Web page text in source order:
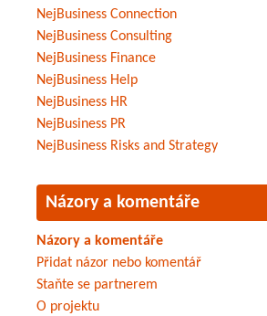
NejBusiness Connection
NejBusiness Consulting
NejBusiness Finance
NejBusiness Help
NejBusiness HR
NejBusiness PR
NejBusiness Risks and Strategy
Názory a komentáře
Názory a komentáře
Přidat názor nebo komentář
Staňte se partnerem
O projektu